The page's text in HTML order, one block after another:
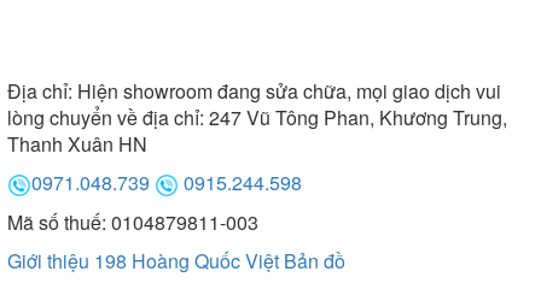
Địa chỉ: Hiện showroom đang sửa chữa, mọi giao dịch vui
lòng chuyển về địa chỉ: 247 Vũ Tông Phan, Khương Trung,
Thanh Xuân HN
0971.048.739
0915.244.598
Mã số thuế: 0104879811-003
Giới thiệu 198 Hoàng Quốc Việt Bản đồ